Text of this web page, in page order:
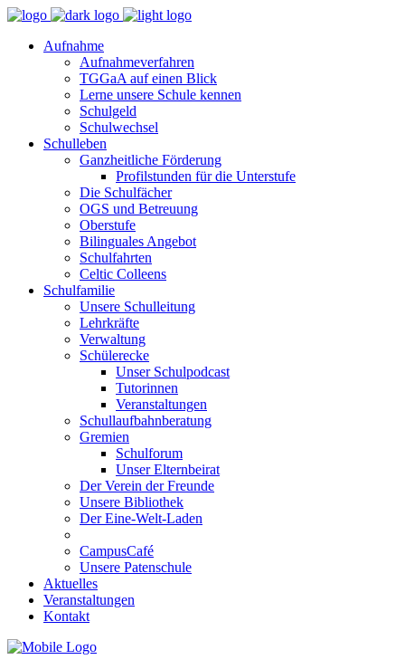
Aufnahme
Aufnahmeverfahren
TGGaA auf einen Blick
Lerne unsere Schule kennen
Schulgeld
Schulwechsel
Schulleben
Ganzheitliche Förderung
Profilstunden für die Unterstufe
Die Schulfächer
OGS und Betreuung
Oberstufe
Bilinguales Angebot
Schulfahrten
Celtic Colleens
Schulfamilie
Unsere Schulleitung
Lehrkräfte
Verwaltung
Schülerecke
Unser Schulpodcast
Tutorinnen
Veranstaltungen
Schullaufbahnberatung
Gremien
Schulforum
Unser Elternbeirat
Der Verein der Freunde
Unsere Bibliothek
Der Eine-Welt-Laden
CampusCafé
Unsere Patenschule
Aktuelles
Veranstaltungen
Kontakt